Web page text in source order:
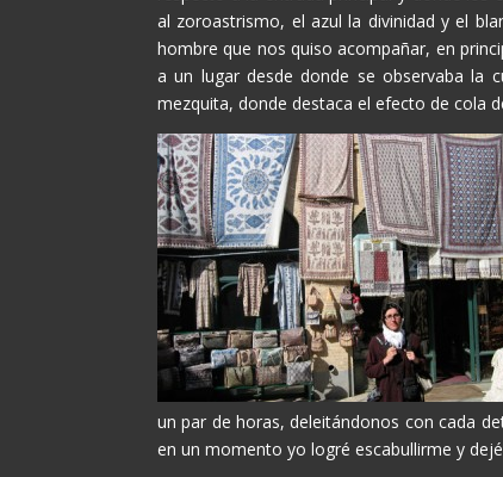
al zoroastrismo, el azul la divinidad y el
hombre que nos quiso acompañar, en
a un lugar desde donde se observaba la
mezquita, donde destaca el efecto de cola
un par de horas, deleitándonos con cada
en un momento yo logré escabullirme y